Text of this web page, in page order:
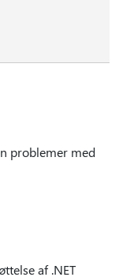
problemer med
af .NET